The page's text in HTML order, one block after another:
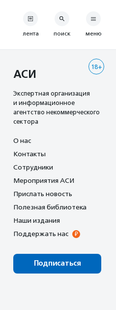
лента поиск меню
18+
АСИ
Экспертная организация
и информационное
агентство некоммерческого
сектора
О нас
Контакты
Сотрудники
Мероприятия АСИ
Прислать новость
Полезная библиотека
Наши издания
Поддержать нас
Подписаться